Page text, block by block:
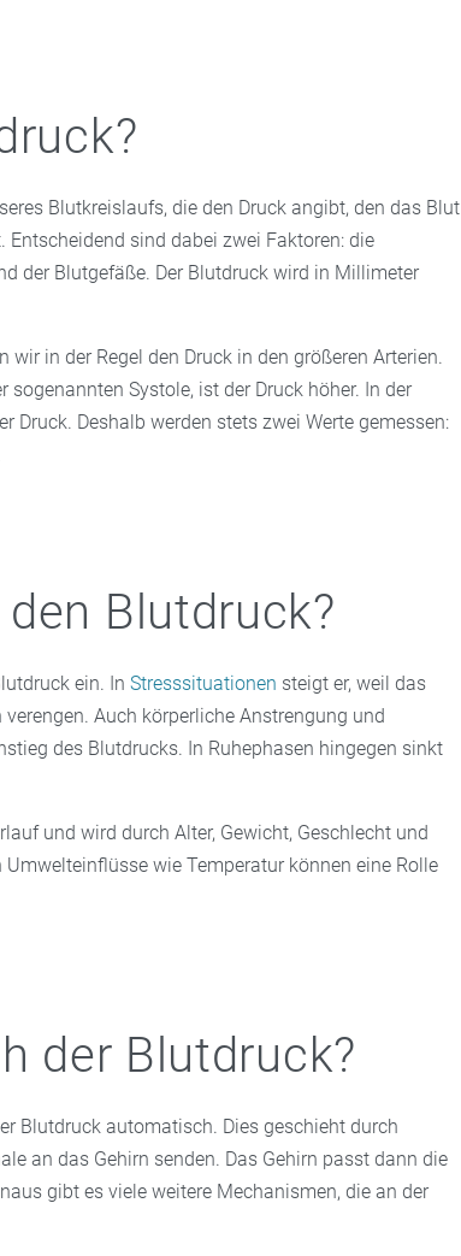
Blutkreislaufs, die den Druck angibt, den das Blut
sind dabei zwei Faktoren: die
der Blutgefäße. Der Blutdruck wird in Millimeter
in der Regel den Druck in den größeren Arterien.
sogenannten Systole, ist der Druck höher. In der
Druck. Deshalb werden stets zwei Werte gemessen:
Blutdruck?
ein. In Stresssituationen steigt er, weil das
Auch körperliche Anstrengung und
des Blutdrucks. In Ruhephasen hingegen sinkt
und wird durch Alter, Gewicht, Geschlecht und
wie Temperatur können eine Rolle
der Blutdruck?
Blutdruck automatisch. Dies geschieht durch
an das Gehirn senden. Das Gehirn passt dann die
gibt es viele weitere Mechanismen, die an der